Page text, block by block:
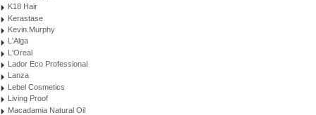
K18 Hair
Kerastase
Kevin.Murphy
L'Alga
L'Oreal
Lador Eco Professional
Lanza
Lebel Cosmetics
Living Proof
Macadamia Natural Oil